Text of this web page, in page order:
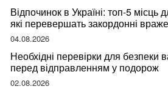
Відпочинок в Україні: топ-5 місць
які перевершать закордонні
04.08.2026
Необхідні перевірки для безпеки
перед відправленням у подорож
02.08.2026